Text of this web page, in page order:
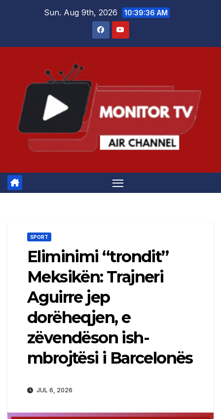
Sun. Aug 9th, 2026 10:39:37 AM
SPORT
Eliminimi “trondit”
Meksikën: Trajneri
Aguirre jep
dorëheqjen, e
zëvendëson ish-
mbrojtësi i Barcelonës
JUL 6, 2026